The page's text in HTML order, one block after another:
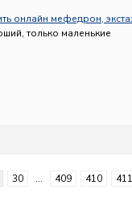
онлайн мефедрон,
только маленькие
30 … 409 410 411